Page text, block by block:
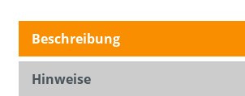
Beschreibung
Hinweise